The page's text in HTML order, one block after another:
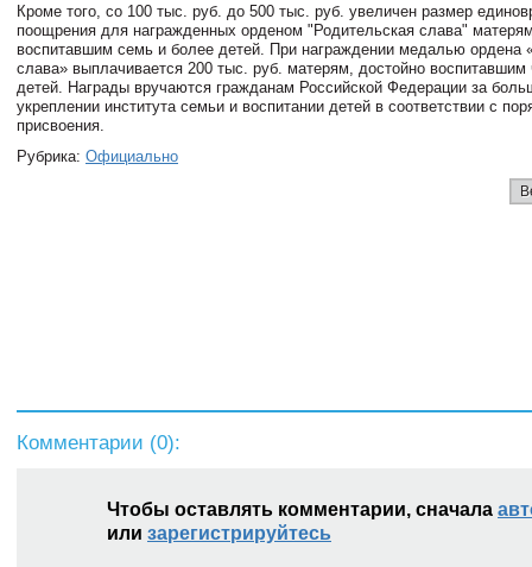
Кроме того, со 100 тыс. руб. до 500 тыс. руб. увеличен размер
поощрения для награжденных орденом "Родительская слава"
воспитавшим семь и более детей. При награждении медалью ордена
слава» выплачивается 200 тыс. руб. матерям, достойно воспитавшим
детей. Награды вручаются гражданам Российской Федерации за
укреплении института семьи и воспитании детей в соответствии с
присвоения.
Рубрика: Официально
Комментарии (0):
Чтобы оставлять комментарии, сначала
или зарегистрируйтесь